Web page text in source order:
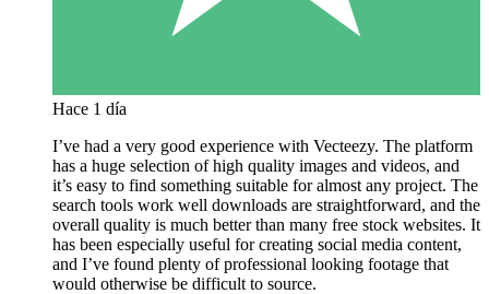
Hace 1 día
I’ve had a very good experience with Vecteezy. The platform
has a huge selection of high quality images and videos, and
it’s easy to find something suitable for almost any project. The
search tools work well downloads are straightforward, and the
overall quality is much better than many free stock websites. It
has been especially useful for creating social media content,
and I’ve found plenty of professional looking footage that
would otherwise be difficult to source.